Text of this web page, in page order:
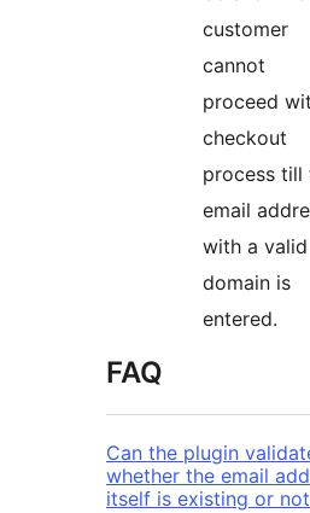
customer
cannot
proceed
checkout
process till
email
with a valid
domain is
entered.
FAQ
Can the plugin
whether the email
itself is existing or